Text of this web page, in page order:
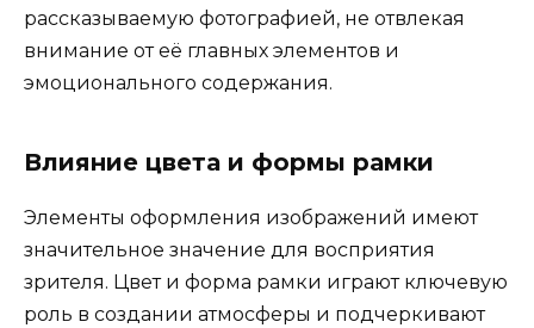
рассказываемую фотографией, не отвлекая
внимание от её главных элементов и
эмоционального содержания.
Влияние цвета и формы рамки
Элементы оформления изображений имеют
значительное значение для восприятия
зрителя. Цвет и форма рамки играют ключевую
роль в создании атмосферы и подчеркивают